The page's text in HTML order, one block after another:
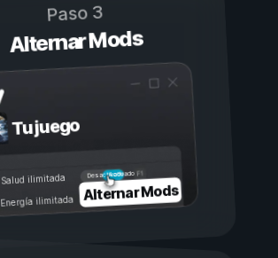
Paso 3
Alternar Mods
Tu juego
Activado
Desactivado
Salud ilimitada
Energía ilimitada Alternar Mods